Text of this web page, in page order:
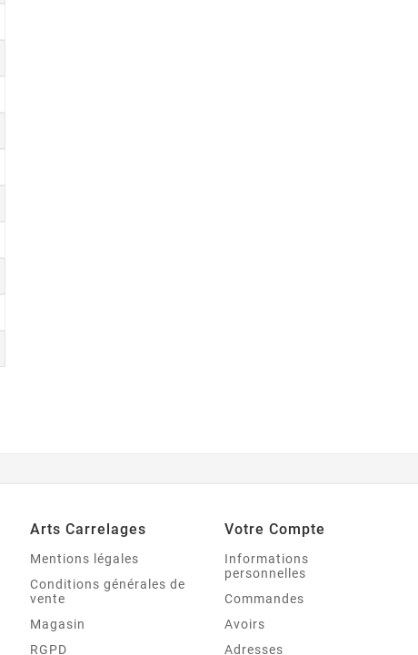
Arts Carrelages
Mentions légales
Conditions générales de
vente
Magasin
RGPD
Votre Compte
Informations
personnelles
Commandes
Avoirs
Adresses